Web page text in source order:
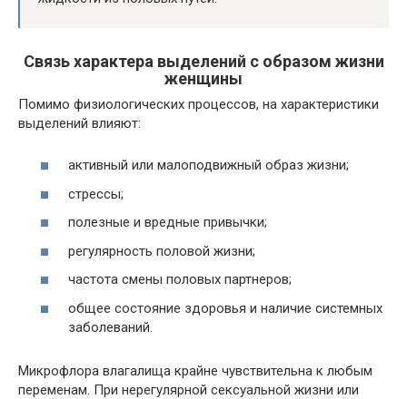
Связь характера выделений с образом жизни
женщины
Помимо физиологических процессов, на характеристики
выделений влияют:
активный или малоподвижный образ жизни;
стрессы;
полезные и вредные привычки;
регулярность половой жизни;
частота смены половых партнеров;
общее состояние здоровья и наличие системных
заболеваний.
Микрофлора влагалища крайне чувствительна к любым
переменам. При нерегулярной сексуальной жизни или